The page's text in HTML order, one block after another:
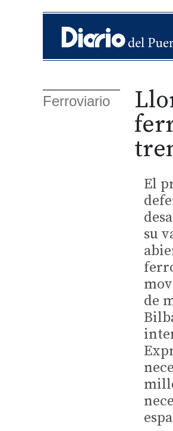
Ferroviario
El
su
de